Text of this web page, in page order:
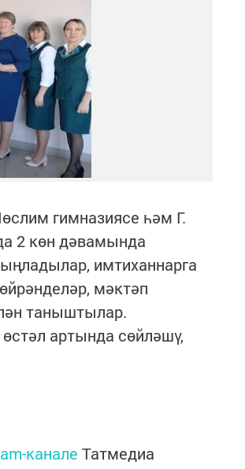
гимназиясе һәм Г.
2 көн дәвамында
имтиханнарга
мәктәп
таныштылар.
артында сөйләшү,
канале Татмедиа